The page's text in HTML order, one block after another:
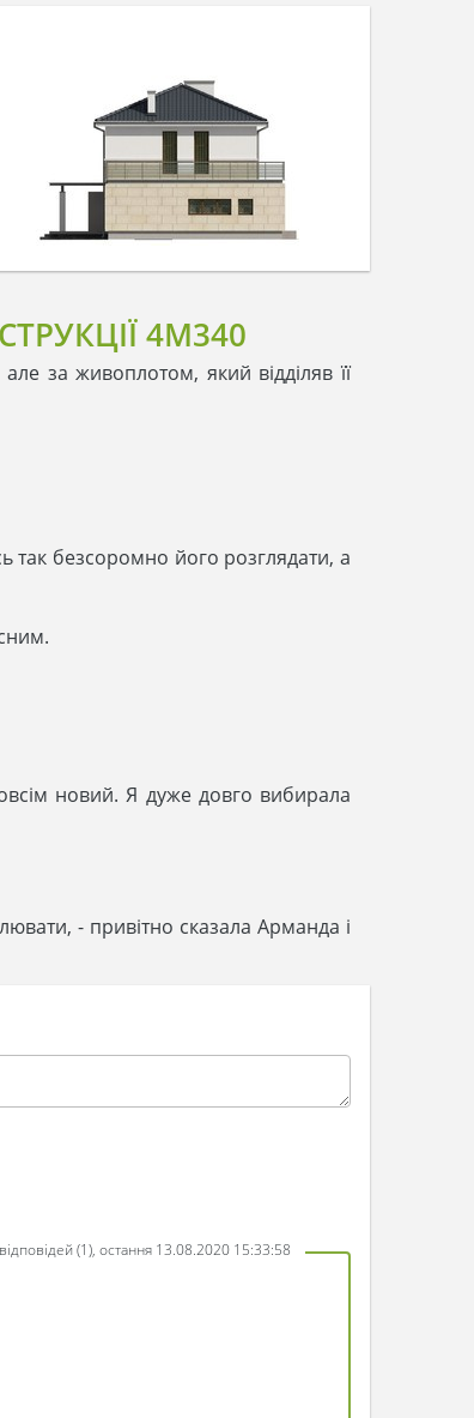
4M340
за живоплотом, який відділяв її
так безсоромно його розглядати, а
новий. Я дуже довго вибирала
- привітно сказала Арманда і
(1), остання 13.08.2020 15:33:58